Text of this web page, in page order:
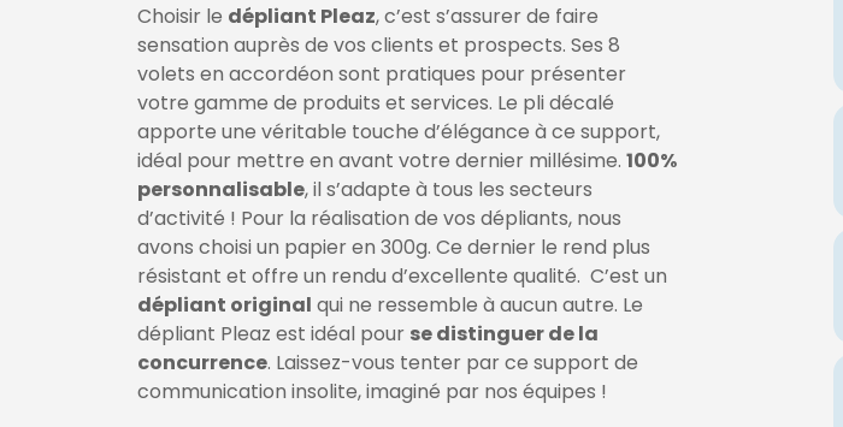
Choisir le dépliant Pleaz, c’est s’assurer de faire
sensation auprès de vos clients et prospects. Ses 8
volets en accordéon sont pratiques pour présenter
votre gamme de produits et services. Le pli décalé
apporte une véritable touche d’élégance à ce support,
idéal pour mettre en avant votre dernier millésime. 100%
personnalisable, il s’adapte à tous les secteurs
d’activité ! Pour la réalisation de vos dépliants, nous
avons choisi un papier en 300g. Ce dernier le rend plus
résistant et offre un rendu d’excellente qualité. C’est un
dépliant original qui ne ressemble à aucun autre. Le
dépliant Pleaz est idéal pour se distinguer de la
concurrence. Laissez-vous tenter par ce support de
communication insolite, imaginé par nos équipes !